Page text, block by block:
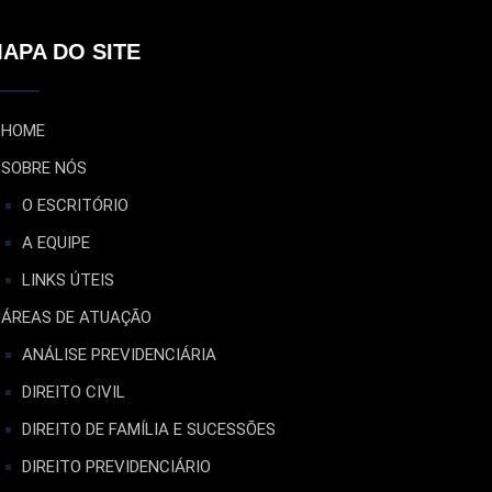
DO SITE
HOME
SOBRE NÓS
O ESCRITÓRIO
A EQUIPE
LINKS ÚTEIS
ÁREAS DE ATUAÇÃO
ANÁLISE PREVIDENCIÁRIA
DIREITO CIVIL
DIREITO DE FAMÍLIA E SUCESSÕES
DIREITO PREVIDENCIÁRIO